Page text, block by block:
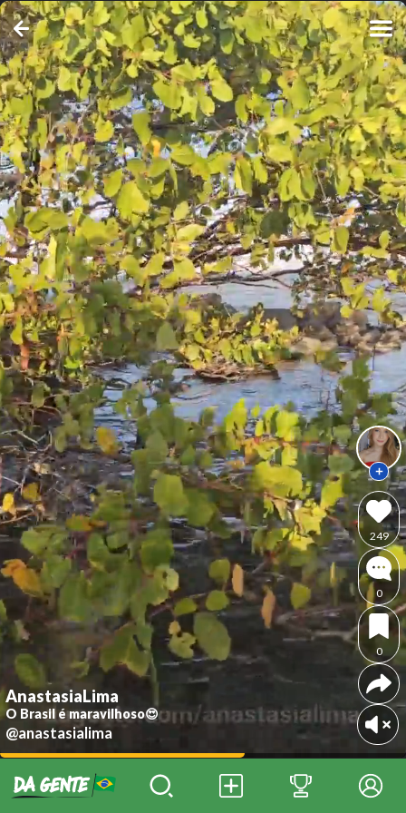
AnastasiaLima
O Brasil é maravilhoso😍
@anastasialima
249
0
0